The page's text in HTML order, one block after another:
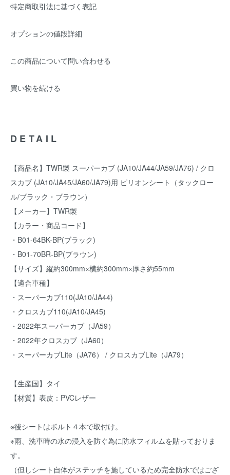
特定商取引法に基づく表記
オプションの値段詳細
この商品について問い合わせる
買い物を続ける
DETAIL
【商品名】TWR製 スーパーカブ (JA10/JA44/JA59/JA76) / クロ
スカブ (JA10/JA45/JA60/JA79)用 ピリオンシート（タックロー
ル/ブラック・ブラウン）
【メーカー】TWR製
【カラー・商品コード】
・B01-64BK-BP(ブラック)
・B01-70BR-BP(ブラウン)
【サイズ】縦約300mm×横約300mm×厚さ約55mm
【適合車種】
・スーパーカブ110(JA10/JA44)
・クロスカブ110(JA10/JA45)
・2022年スーパーカブ（JA59）
・2022年クロスカブ（JA60）
・スーパーカブLite（JA76） / クロスカブLite（JA79）
【生産国】タイ
【材質】表皮：PVCレザー
※後シートはボルト４本で取付け。
※雨、洗車時の水の浸入を防ぐ為に防水フィルムを貼っておりま
す。
（但しシート自体がステッチを施しているため完全防水ではござ